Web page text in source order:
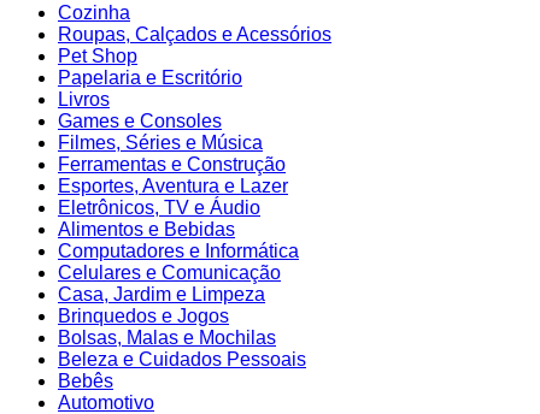
Cozinha
Roupas, Calçados e Acessórios
Pet Shop
Papelaria e Escritório
Livros
Games e Consoles
Filmes, Séries e Música
Ferramentas e Construção
Esportes, Aventura e Lazer
Eletrônicos, TV e Áudio
Alimentos e Bebidas
Computadores e Informática
Celulares e Comunicação
Casa, Jardim e Limpeza
Brinquedos e Jogos
Bolsas, Malas e Mochilas
Beleza e Cuidados Pessoais
Bebês
Automotivo